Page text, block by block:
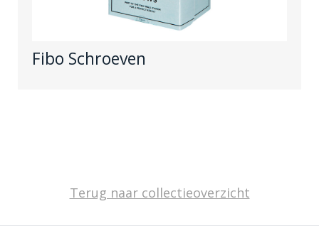
Fibo Schroeven
Terug naar collectieoverzicht